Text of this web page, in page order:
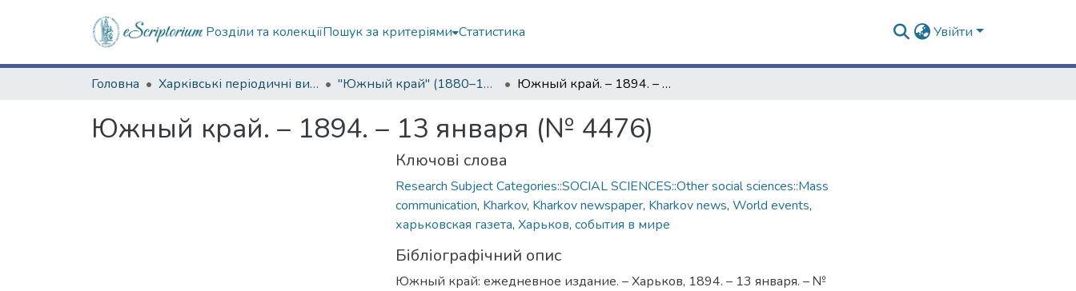
Розділи та колекціїПошук за критеріями Статистика Увійти
Головна Харківські періодичні видання "Южный край" (1880–1919 гг.) Южный край. – 1894. – 13 января (№ 4476)
Южный край. – 1894. – 13 января (№ 4476)
Ключові слова
Research Subject Categories::SOCIAL SCIENCES::Other social sciences::Mass
communication, Kharkov, Kharkov newspaper, Kharkov news, World events,
харьковская газета, Харьков, события в мире
Бібліографічний опис
Южный край: ежедневное издание. – Харьков, 1894. – 13 января. – №